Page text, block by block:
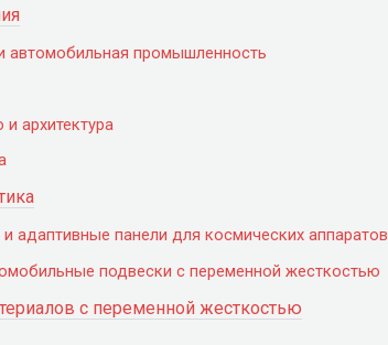
автомобильная промышленность
и архитектура
адаптивные панели для космических аппаратов
подвески с переменной жесткостью
с переменной жесткостью